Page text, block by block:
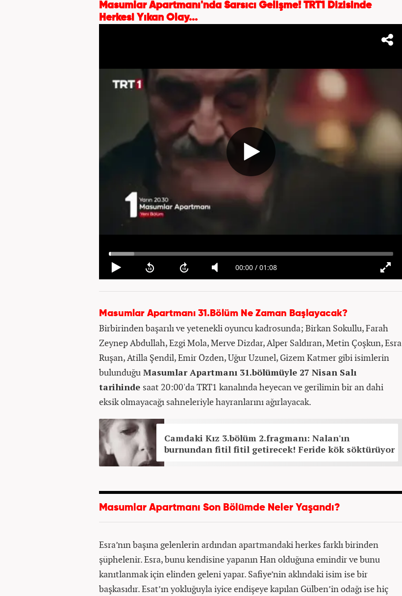
Masumlar Apartmanı'nda Sarsıcı Gelişme! TRT1 Dizisinde
Herkesi Yıkan Olay...
Masumlar Apartmanı 31.Bölüm Ne Zaman Başlayacak?
Birbirinden başarılı ve yetenekli oyuncu kadrosunda; Birkan Sokullu, Farah
Zeynep Abdullah, Ezgi Mola, Merve Dizdar, Alper Saldıran, Metin Çoşkun, Esra
Ruşan, Atilla Şendil, Emir Özden, Uğur Uzunel, Gizem Katmer gibi isimlerin
bulunduğu Masumlar Apartmanı 31.bölümüyle 27 Nisan Salı
tarihinde saat 20:00'da TRT1 kanalında heyecan ve gerilimin bir an dahi
eksik olmayacağı sahneleriyle hayranlarını ağırlayacak.
Camdaki Kız 3.bölüm 2.fragmanı: Nalan'ın
burnundan fitil fitil getirecek! Feride kök söktürüyor
Masumlar Apartmanı Son Bölümde Neler Yaşandı?
Esra’nın başına gelenlerin ardından apartmandaki herkes farklı birinden
şüphelenir. Esra, bunu kendisine yapanın Han olduğuna emindir ve bunu
kanıtlanmak için elinden geleni yapar. Safiye’nin aklındaki isim ise bir
başkasıdır. Esat’ın yokluğuyla iyice endişeye kapılan Gülben’in odağı ise hiç